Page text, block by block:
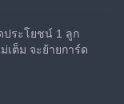
ประโยชน์ 1 ลูก
ต็ม จะย้ายการ์ด